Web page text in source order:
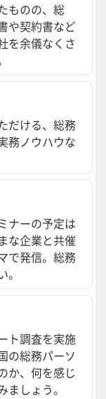
ものの、総
や契約書など
を余儀なくさ
だける、総務
務ノウハウな
ナーの予定は
な企業と共催
で発信。総務
ト調査を実施
の総務パーソ
か、何を感じ
しょう。